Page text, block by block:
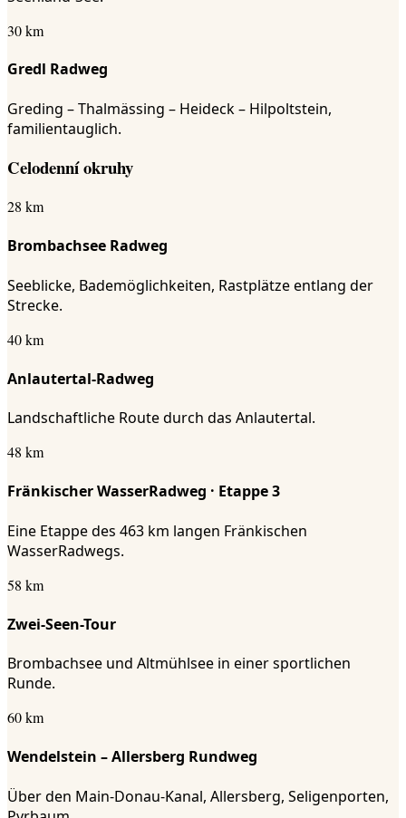
30 km
Gredl Radweg
Greding – Thalmässing – Heideck – Hilpoltstein,
familientauglich.
Celodenní okruhy
28 km
Brombachsee Radweg
Seeblicke, Bademöglichkeiten, Rastplätze entlang der
Strecke.
40 km
Anlautertal-Radweg
Landschaftliche Route durch das Anlautertal.
48 km
Fränkischer WasserRadweg · Etappe 3
Eine Etappe des 463 km langen Fränkischen
WasserRadwegs.
58 km
Zwei-Seen-Tour
Brombachsee und Altmühlsee in einer sportlichen
Runde.
60 km
Wendelstein – Allersberg Rundweg
Über den Main-Donau-Kanal, Allersberg, Seligenporten,